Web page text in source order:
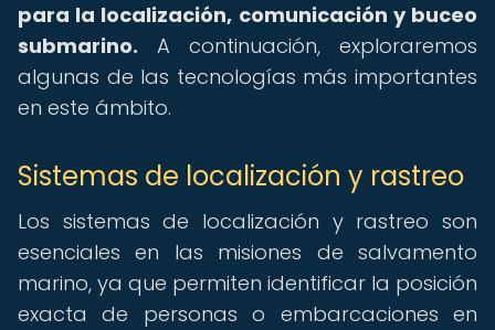
para la localización, comunicación y buceo
submarino. A continuación, exploraremos
algunas de las tecnologías más importantes
en este ámbito.
Sistemas de localización y rastreo
Los sistemas de localización y rastreo son
esenciales en las misiones de salvamento
marino, ya que permiten identificar la posición
exacta de personas o embarcaciones en